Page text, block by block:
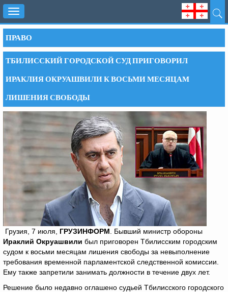
Toggle
navigation
ПРАВО
ТБИЛИССКИЙ ГОРОДСКОЙ СУД ПРИГОВОРИЛ
ИРАКЛИЯ ОКРУАШВИЛИ К ВОСЬМИ МЕСЯЦАМ
ЛИШЕНИЯ СВОБОДЫ
Грузия, 7 июля, ГРУЗИНФОРМ . Бывший министр обороны
Ираклий Окруашвили был приговорен Тбилисским городским
судом к восьми месяцам лишения свободы за невыполнение
требования временной парламентской следственной комиссии.
Ему также запретили занимать должности в течение двух лет.
Решение было недавно оглашено судьей Тбилисского городского